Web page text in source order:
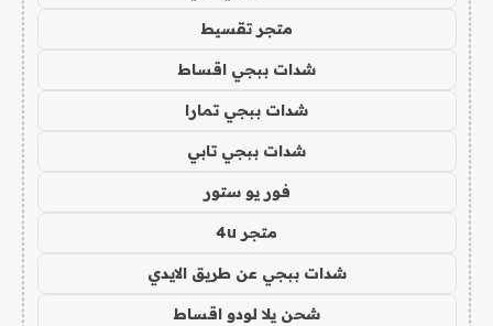
متجر تقسيط
شدات ببجي اقساط
شدات ببجي تمارا
شدات ببجي تابي
فور يو ستور
متجر 4u
شدات ببجي عن طريق الايدي
شحن يلا لودو اقساط